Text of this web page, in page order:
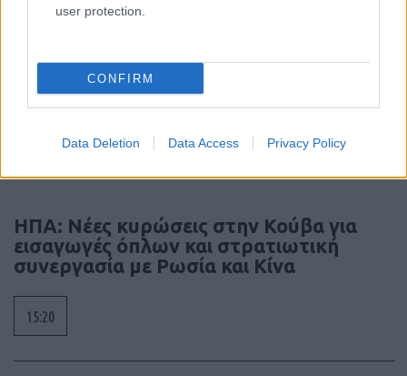
user protection.
CONFIRM
Data Deletion Data Access Privacy Policy
Ροή Ειδήσεων
ΗΠΑ: Νέες κυρώσεις στην Κούβα για
εισαγωγές όπλων και στρατιωτική
συνεργασία με Ρωσία και Κίνα
15:20